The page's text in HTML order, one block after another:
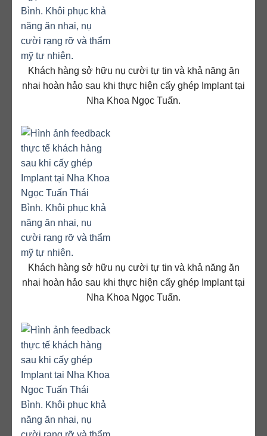
Khách hàng sở hữu nụ cười tự tin và khả năng ăn
nhai hoàn hảo sau khi thực hiện cấy ghép Implant tại
Nha Khoa Ngọc Tuấn.
Khách hàng sở hữu nụ cười tự tin và khả năng ăn
nhai hoàn hảo sau khi thực hiện cấy ghép Implant tại
Nha Khoa Ngọc Tuấn.